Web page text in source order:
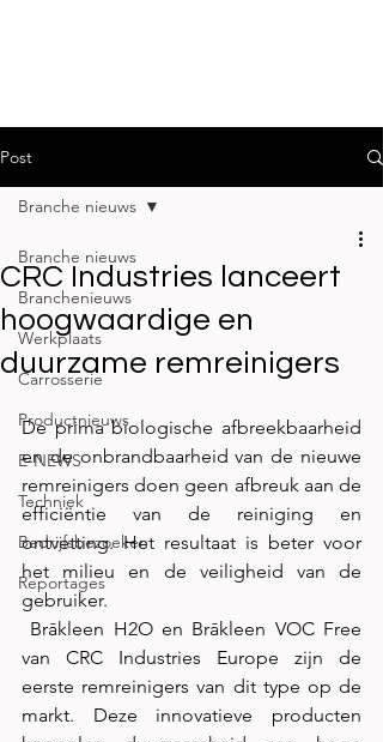
Post
Branche nieuws
Branchenieuws
Werkplaats
Carrosserie
Productnieuws
E-NEWS
Techniek
Bedrijfsbezoeken
Reportages
Branche nieuws
CRC Industries lanceert
hoogwaardige en
duurzame remreinigers
De prima biologische afbreekbaarheid
en de onbrandbaarheid van de nieuwe
remreinigers doen geen afbreuk aan de
efficiëntie van de reiniging en
ontvetting. Het resultaat is beter voor
het milieu en de veiligheid van de
gebruiker.
Brākleen H2O en Brākleen VOC Free
van CRC Industries Europe zijn de
eerste remreinigers van dit type op de
markt. Deze innovatieve producten